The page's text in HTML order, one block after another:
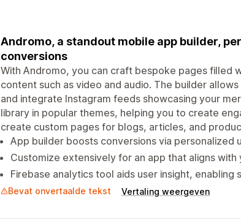
Andromo, a standout mobile app builder,
conversions
With Andromo, you can craft bespoke pages filled
content such as video and audio. The builder
and integrate Instagram feeds showcasing your
library in popular themes, helping you to create
create custom pages for blogs, articles, and
App builder boosts conversions via personalized
Customize extensively for an app that aligns
Firebase analytics tool aids user insight, enabling
Bevat onvertaalde tekst Vertaling weergeven